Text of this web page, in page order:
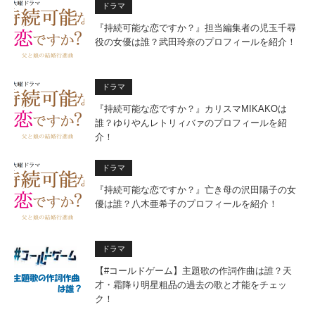
ドラマ
『持続可能な恋ですか？』担当編集者の児玉千尋
役の女優は誰？武田玲奈のプロフィールを紹介！
ドラマ
『持続可能な恋ですか？』カリスマMIKAKOは
誰？ゆりやんレトリィバァのプロフィールを紹
介！
ドラマ
『持続可能な恋ですか？』亡き母の沢田陽子の女
優は誰？八木亜希子のプロフィールを紹介！
ドラマ
【#コールドゲーム】主題歌の作詞作曲は誰？天
才・霜降り明星粗品の過去の歌と才能をチェッ
ク！